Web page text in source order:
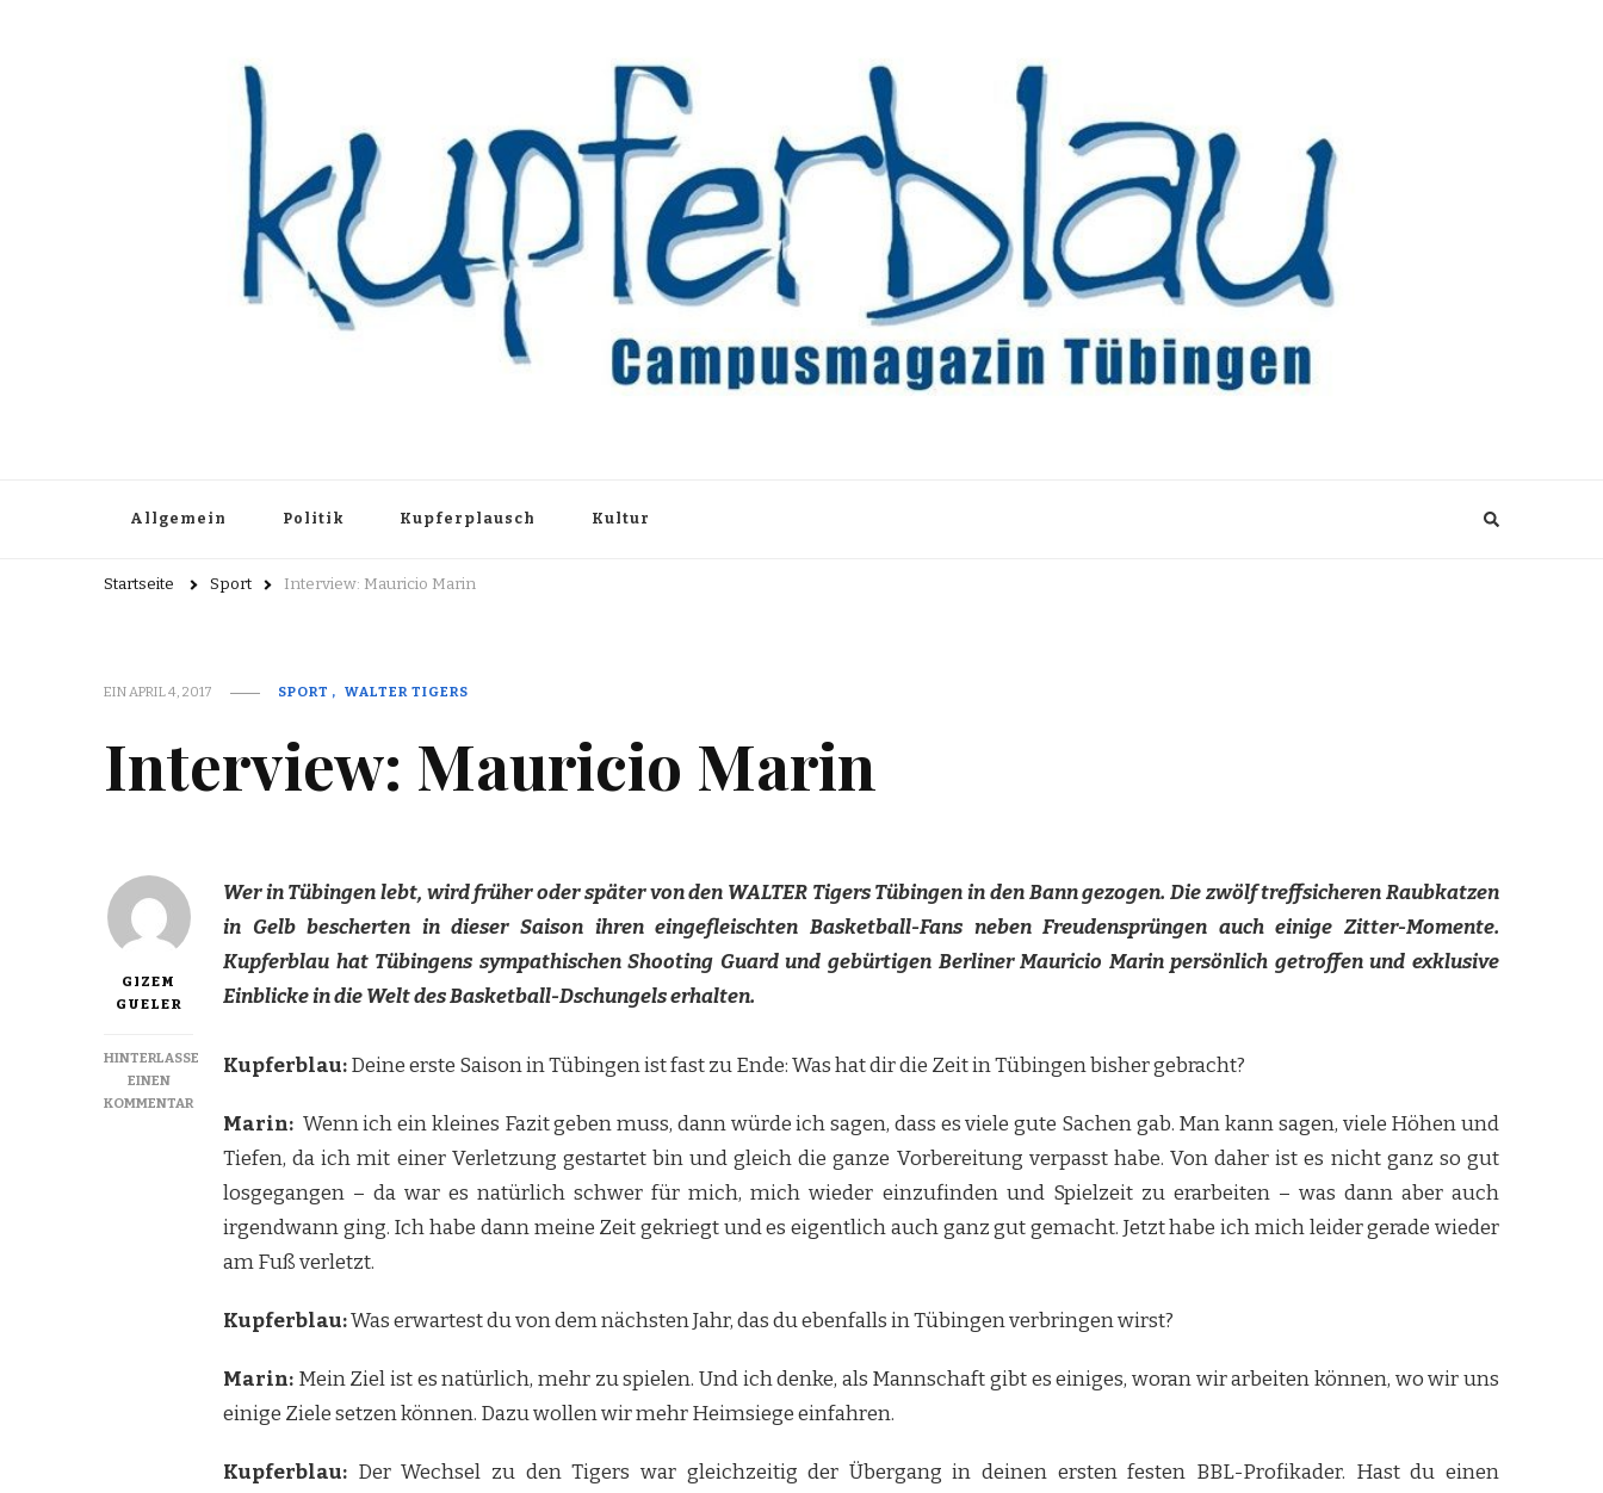
Kupferblau Archiv
Allgemein Politik Kupferplausch Kultur
Startseite Sport Interview: Mauricio Marin
EINAPRIL 4, 2017 SPORT WALTER TIGERS
Interview: Mauricio Marin
GIZEM
GUELER
HINTERLASSE
EINEN
KOMMENTARZU
INTERVIEW:
MAURICIO
MARIN
Wer in Tübingen lebt, wird früher oder später von den WALTER Tigers Tübingen in den Bann gezogen. Die zwölf treffsicheren Raubkatzen
in Gelb bescherten in dieser Saison ihren eingefleischten Basketball-Fans neben Freudensprüngen auch einige Zitter-Momente.
Kupferblau hat Tübingens sympathischen Shooting Guard und gebürtigen Berliner Mauricio Marin persönlich getroffen und exklusive
Einblicke in die Welt des Basketball-Dschungels erhalten.
Kupferblau:Deine erste Saison in Tübingen ist fast zu Ende: Was hat dir die Zeit in Tübingen bisher gebracht?
Marin: Wenn ich ein kleines Fazit geben muss, dann würde ich sagen, dass es viele gute Sachen gab. Man kann sagen, viele Höhen und
Tiefen, da ich mit einer Verletzung gestartet bin und gleich die ganze Vorbereitung verpasst habe. Von daher ist es nicht ganz so gut
losgegangen – da war es natürlich schwer für mich, mich wieder einzufinden und Spielzeit zu erarbeiten – was dann aber auch
irgendwann ging. Ich habe dann meine Zeit gekriegt und es eigentlich auch ganz gut gemacht. Jetzt habe ich mich leider gerade wieder
am Fuß verletzt.
Kupferblau:Was erwartest du von dem nächsten Jahr, das du ebenfalls in Tübingen verbringen wirst?
Marin: Mein Ziel ist es natürlich, mehr zu spielen. Und ich denke, als Mannschaft gibt es einiges, woran wir arbeiten können, wo wir uns
einige Ziele setzen können. Dazu wollen wir mehr Heimsiege einfahren.
Kupferblau: Der Wechsel zu den Tigers war gleichzeitig der Übergang in deinen ersten festen BBL-Profikader. Hast du einen